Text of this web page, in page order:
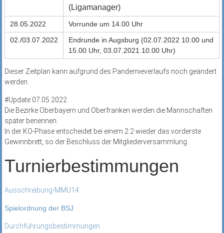
(Ligamanager)
28.05.2022 Vorrundeum 14.00 Uhr
02./03.07.2022
Endrunde in Augsburg (02.07.2022 10.00 und
15.00 Uhr, 03.07.2021 10.00 Uhr)
Dieser Zeitplan kann aufgrund des Pandemieverlaufs noch geändert
werden.
#Update 07.05.2022
Die Bezirke Oberbayern und Oberfranken werden die Mannschaften
später benennen.
In der KO-Phase entscheidet bei einem 2:2 wieder das vorderste
Gewinnbrett, so der Beschluss der Mitgliederversammlung.
Turnierbestimmungen
Ausschreibung-MMU14
Spielordnung der BSJ
Durchführungsbestimmungen